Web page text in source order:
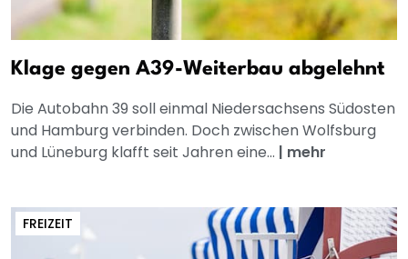
Klage gegen A39-Weiterbau abgelehnt
Die Autobahn 39 soll einmal Niedersachsens Südosten
und Hamburg verbinden. Doch zwischen Wolfsburg
und Lüneburg klafft seit Jahren eine... | mehr
FREIZEIT